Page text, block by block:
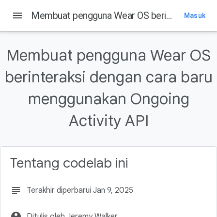
1. Pengantar
Yang akan Anda pelajari
Yang akan Anda buat
Prasyarat
2. Mempersiapkan
menu Membuat pengguna Wear OS berinteraksi dengan cara baru menggunakan Ongoing Activity API Masuk
Membuat pengguna Wear OS
berinteraksi dengan cara baru
menggunakan Ongoing
Activity API
Tentang codelab ini
subject Terakhir diperbarui Jan 9, 2025